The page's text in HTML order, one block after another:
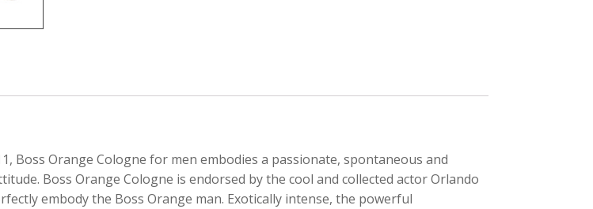
Boss Orange Cologne for men embodies a passionate, spontaneous and
Boss Orange Cologne is endorsed by the cool and collected actor Orlando
embody the Boss Orange man. Exotically intense, the powerful